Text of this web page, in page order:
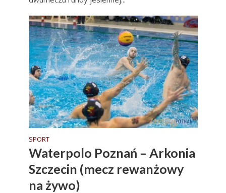
SPORT
Waterpolo Poznań – Arkonia
Szczecin (mecz rewanżowy
na żywo)